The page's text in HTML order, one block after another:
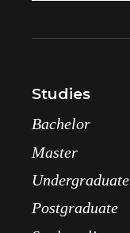
Studies
Bachelor
Master
Undergraduate
Postgraduate